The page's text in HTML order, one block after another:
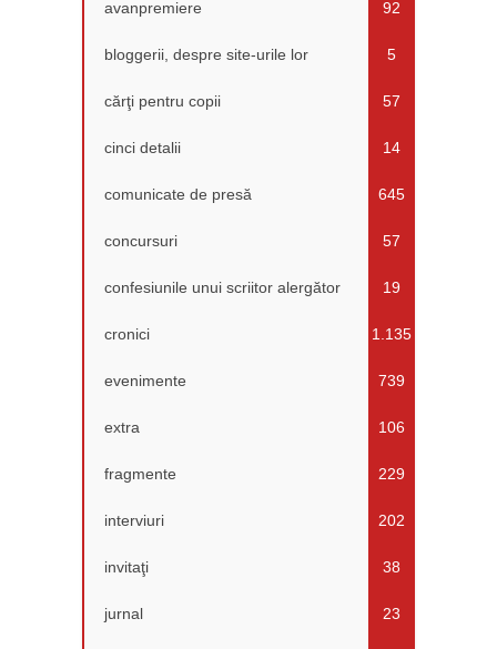
avanpremiere 92
bloggerii, despre site-urile lor 5
cărţi pentru copii 57
cinci detalii 14
comunicate de presă 645
concursuri 57
confesiunile unui scriitor alergător 19
cronici 1.135
evenimente 739
extra 106
fragmente 229
interviuri 202
invitaţi 38
jurnal 23